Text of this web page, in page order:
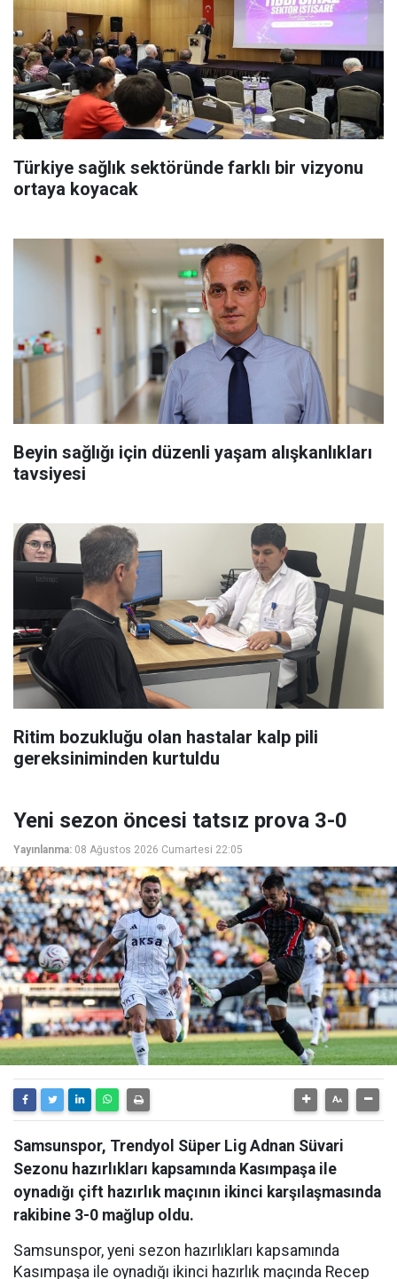
Türkiye sağlık sektöründe farklı bir vizyonu
ortaya koyacak
Beyin sağlığı için düzenli yaşam alışkanlıkları
tavsiyesi
Ritim bozukluğu olan hastalar kalp pili
gereksiniminden kurtuldu
Yeni sezon öncesi tatsız prova 3-0
Yayınlanma: 08 Ağustos 2026 Cumartesi 22:05
Samsunspor, Trendyol Süper Lig Adnan Süvari
Sezonu hazırlıkları kapsamında Kasımpaşa ile
oynadığı çift hazırlık maçının ikinci karşılaşmasında
rakibine 3-0 mağlup oldu.
Samsunspor, yeni sezon hazırlıkları kapsamında
Kasımpaşa ile oynadığı ikinci hazırlık maçında Recep